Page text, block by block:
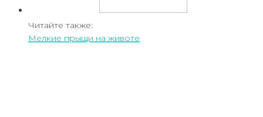
Читайте также:
Мелкие прыщи на животе